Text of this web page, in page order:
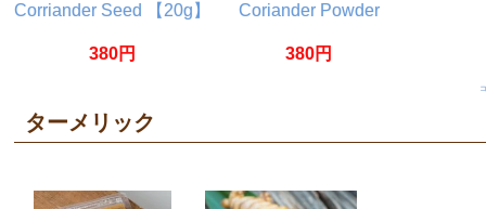
Corriander Seed 【20g】
380円
Coriander Powder
380円
ターメリック